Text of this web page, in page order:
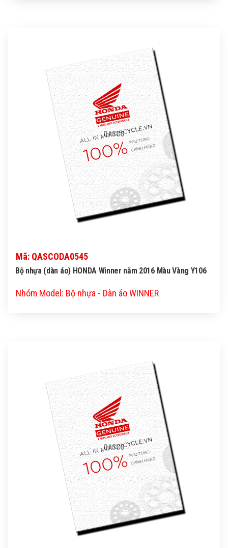
QASCO
Mã: QASCODA0545
Bộ nhựa (dàn áo) HONDA Winner năm 2016 Màu Vàng Y106
Nhóm Model: Bộ nhựa - Dàn áo WINNER
QASCO